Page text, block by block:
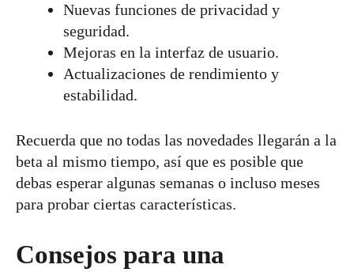
Nuevas funciones de privacidad y
seguridad.
Mejoras en la interfaz de usuario.
Actualizaciones de rendimiento y
estabilidad.
Recuerda que no todas las novedades llegarán a la
beta al mismo tiempo, así que es posible que
debas esperar algunas semanas o incluso meses
para probar ciertas características.
Consejos para una